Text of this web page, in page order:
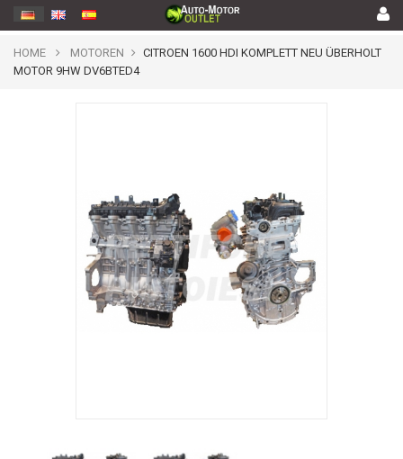
HOME MOTOREN
CITROEN 1600 HDI KOMPLETT NEU ÜBERHOLT
MOTOR 9HW DV6BTED4